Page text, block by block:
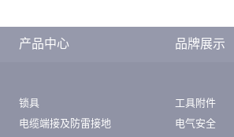
产品中心
锁具
电缆端接及防雷接地
品牌展示
工具附件
电气安全